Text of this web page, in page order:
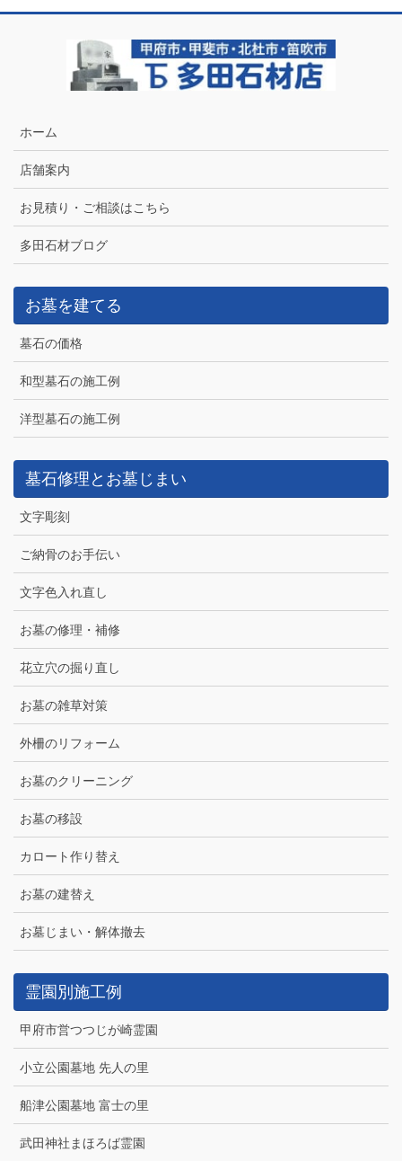
ホーム
店舗案内
お見積り・ご相談はこちら
多田石材ブログ
お墓を建てる
墓石の価格
和型墓石の施工例
洋型墓石の施工例
墓石修理とお墓じまい
文字彫刻
ご納骨のお手伝い
文字色入れ直し
お墓の修理・補修
花立穴の掘り直し
お墓の雑草対策
外柵のリフォーム
お墓のクリーニング
お墓の移設
カロート作り替え
お墓の建替え
お墓じまい・解体撤去
霊園別施工例
甲府市営つつじが崎霊園
小立公園墓地 先人の里
船津公園墓地 富士の里
武田神社まほろば霊園